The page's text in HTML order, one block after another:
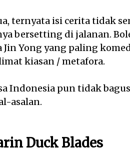
ternyata isi cerita tidak
bersetting di jalanan.
Jin Yong yang paling
kiasan / metafora.
Indonesia pun tidak
asalan.
Duck Blades